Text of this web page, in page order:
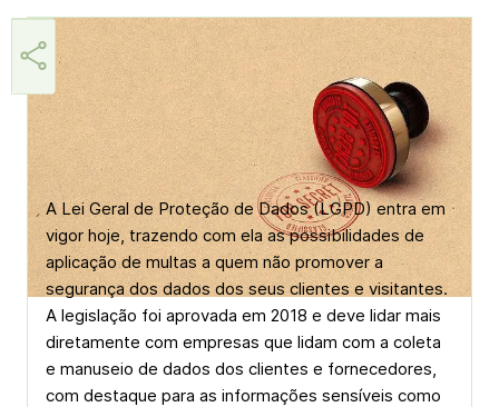
Márcia Miranda
A Lei Geral de Proteção de Dados (LGPD) entra em
vigor hoje, trazendo com ela as possibilidades de
aplicação de multas a quem não promover a
segurança dos dados dos seus clientes e visitantes.
A legislação foi aprovada em 2018 e deve lidar mais
diretamente com empresas que lidam com a coleta
e manuseio de dados dos clientes e fornecedores,
com destaque para as informações sensíveis como